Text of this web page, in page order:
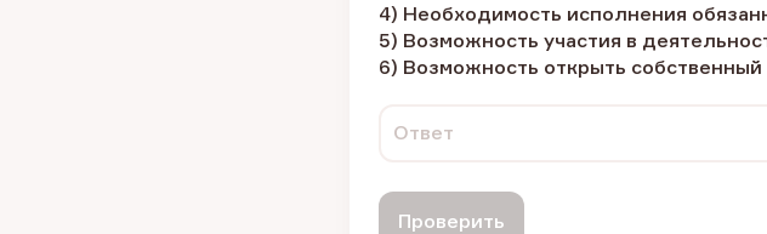
4) Необходимость исполнения
5) Возможность участия в
6) Возможность открыть собственный
Ответ
Проверить